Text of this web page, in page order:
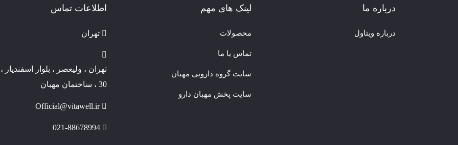
اطلاعات تماس
تهران
تهران ، ولیعصر ، بلوار اسفندیار
30 ، ساختمان مهبان
Official@vitawell.ir
021-88678994
لینک های مهم
محصولات
تماس با ما
سایت گروه دارویی مهبان
سایت پخش مهبان دارو
درباره ما
درباره ویتاول